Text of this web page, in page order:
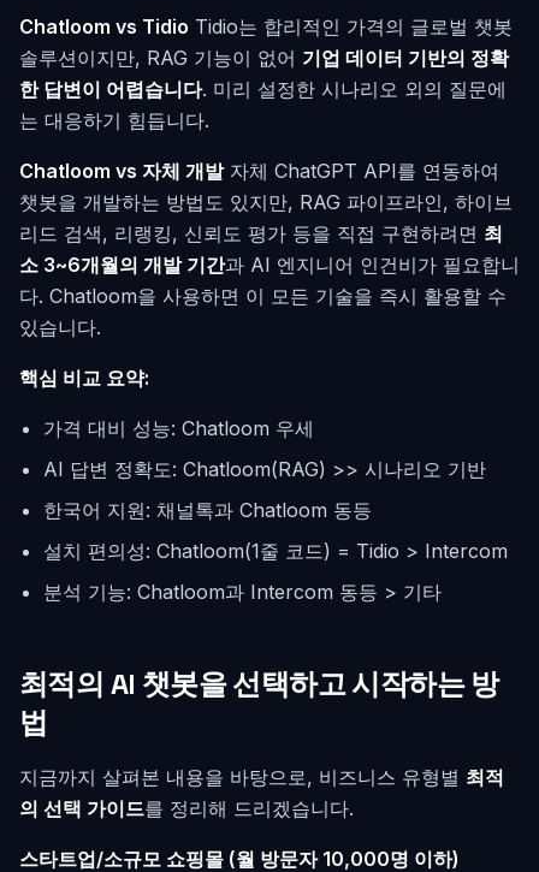
Chatloom vs Tidio Tidio는 합리적인 가격의 글로벌 챗봇
솔루션이지만, RAG 기능이 없어 기업 데이터 기반의 정확
한 답변이 어렵습니다. 미리 설정한 시나리오 외의 질문에
는 대응하기 힘듭니다.
Chatloom vs 자체 개발자체 ChatGPT API를 연동하여
챗봇을 개발하는 방법도 있지만, RAG 파이프라인, 하이브
리드 검색, 리랭킹, 신뢰도 평가 등을 직접 구현하려면 최
소 3~6개월의 개발 기간과 AI 엔지니어 인건비가 필요합니
다. Chatloom을 사용하면 이 모든 기술을 즉시 활용할 수
있습니다.
핵심 비교 요약:
가격 대비 성능: Chatloom 우세
AI 답변 정확도: Chatloom(RAG) >> 시나리오 기반
한국어 지원: 채널톡과 Chatloom 동등
설치 편의성: Chatloom(1줄 코드) = Tidio > Intercom
분석 기능: Chatloom과 Intercom 동등 > 기타
최적의 AI 챗봇을 선택하고 시작하는 방
법
지금까지 살펴본 내용을 바탕으로, 비즈니스 유형별 최적
의 선택 가이드를 정리해 드리겠습니다.
스타트업/소규모 쇼핑몰 (월 방문자 10,000명 이하)